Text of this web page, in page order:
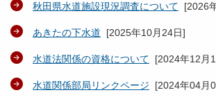
秋田県水道施設現況調査について [2026
あきたの下水道 [2025年10月24日]
水道法関係の資格について [2024年12月
水道関係部局リンクページ [2024年04月